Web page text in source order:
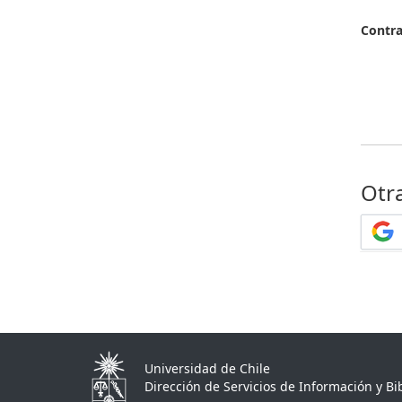
Universidad de Chile
Dirección de Servicios de Información y